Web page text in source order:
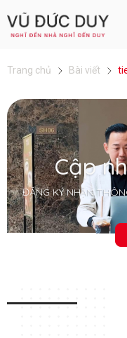
Trang chủ Bài viết
Cập
ĐĂNG KÝ NHẬN